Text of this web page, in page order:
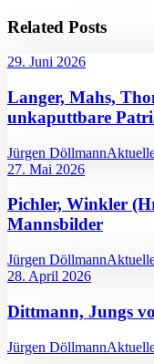
Related Posts
29. Juni 2026
Langer, Mahs,
unkaputtbare
Jürgen Döllmann
27. Mai 2026
Pichler, Winkler
Mannsbilder
Jürgen Döllmann
28. April 2026
Dittmann, Jungs
Jürgen Döllmann